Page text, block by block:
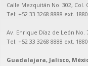
Calle Mezquitán No. 302, Col.
Tel: +52 33 3268 8888‏ ext. 18804
Av. Enrique Díaz de León No.
Tel: +52 33 3268 8888‏ ext. 18802
Guadalajara, Jalisco,